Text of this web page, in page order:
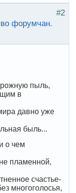
#2
форумчан.
пыль,
в
давно уже
быль...
о чем
пламенной,
счастье-
многоголосья,